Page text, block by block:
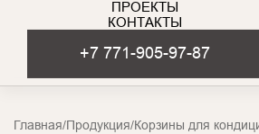
ПРОЕКТЫ
КОНТАКТЫ
+7 771-905-97-87
Главная/Продукция/Корзины для